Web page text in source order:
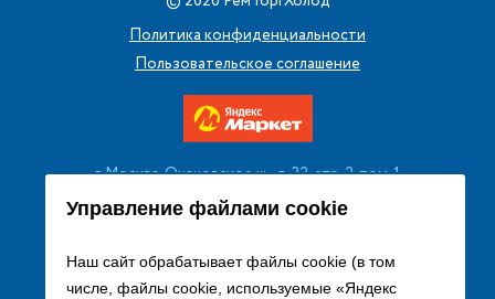
Управление файлами cookie
Наш сайт обрабатывает файлы cookie (в том
числе, файлы cookie, используемые «Яндекс
Политика конфиденциальности
Пользовательское соглашение
г. Москва, Очаковское ш., д. 32, стр. 2, пом. 1
+7 (495) 256 08 13
Заказать звонок